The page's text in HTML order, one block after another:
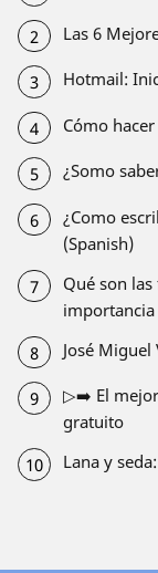
Las 6
Hotmail:
Cómo
¿Somo
¿Como
(Spanish)
Qué son
importancia
José
▷➡️ El mejor
gratuito
Lana y